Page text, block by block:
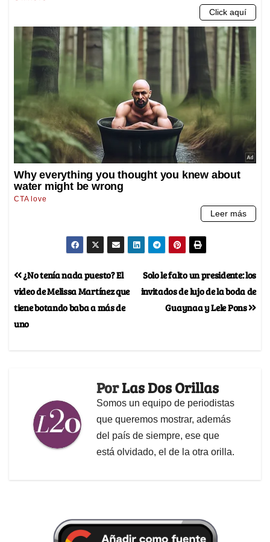
Solo le falto un presidente: los
invitados de lujo de la boda de
Guaynaa y Lele Pons
¿No tenía nada puesto? El
video de Melissa Martínez que
tiene botando baba a más de
uno
PorLas Dos Orillas
Somos un equipo de periodistas
que queremos mostrar, además
del país de siempre, ese que
está olvidado, el de la otra orilla.